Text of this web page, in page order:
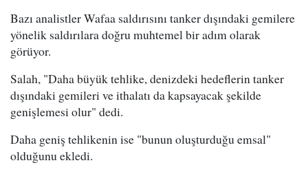
Bazı analistler Wafaa saldırısını tanker dışındaki gemilere
yönelik saldırılara doğru muhtemel bir adım olarak
görüyor.
Salah, "Daha büyük tehlike, denizdeki hedeflerin tanker
dışındaki gemileri ve ithalatı da kapsayacak şekilde
genişlemesi olur" dedi.
Daha geniş tehlikenin ise "bunun oluşturduğu emsal"
olduğunu ekledi.